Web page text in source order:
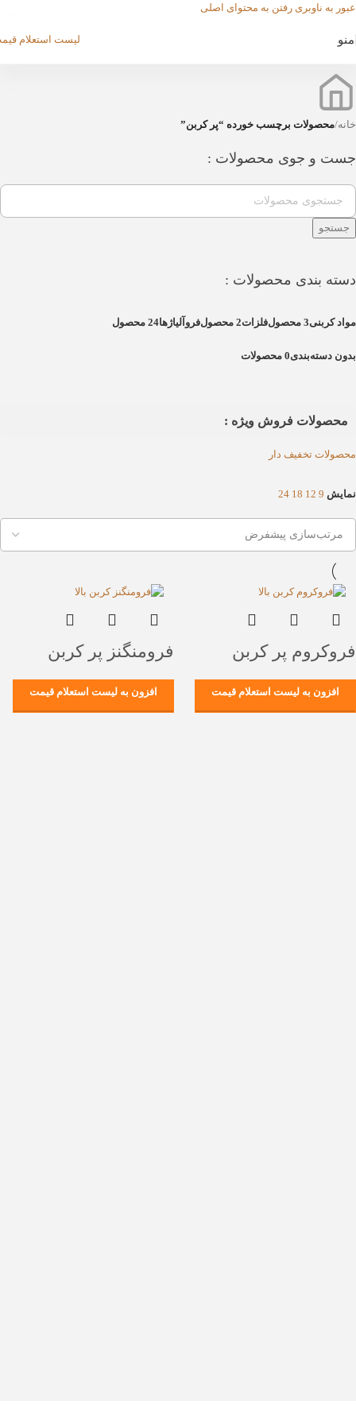
عبور به ناوبری رفتن به محتوای اصلی
منو لیست استعلام
خانه/محصولات برچسب خورده “پر کربن”
جست و جوی محصولات :
جستجو
دسته بندی محصولات :
مواد کربنی3 محصول فلزات2 محصول فروآلیاژها24 محصول
بدون دسته‌بندی0 محصولات
محصولات فروش ویژه :
محصولات تخفیف دار
نمایش 9
12
18
24
فروکروم پر کربن
افزون به لیست استعلام قیمت
فرومنگنز پر کربن
افزون به لیست استعلام قیمت